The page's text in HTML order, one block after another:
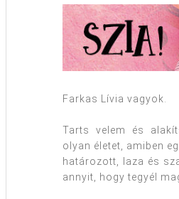
Farkas Lívia vagyok.
Tarts velem és
olyan életet, amiben
határozott, laza és
annyit, hogy tegyél